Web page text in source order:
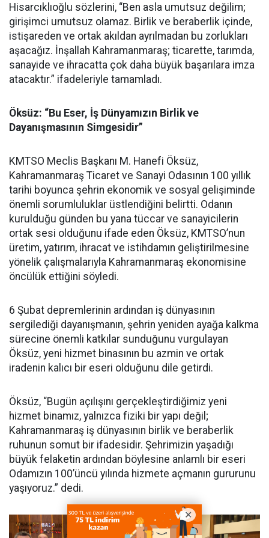
Hisarcıklıoğlu sözlerini, “Ben asla umutsuz değilim;
girişimci umutsuz olamaz. Birlik ve beraberlik içinde,
istişareden ve ortak akıldan ayrılmadan bu zorlukları
aşacağız. İnşallah Kahramanmaraş; ticarette, tarımda,
sanayide ve ihracatta çok daha büyük başarılara imza
atacaktır.” ifadeleriyle tamamladı.
Öksüz: “Bu Eser, İş Dünyamızın Birlik ve
Dayanışmasının Simgesidir”
KMTSO Meclis Başkanı M. Hanefi Öksüz,
Kahramanmaraş Ticaret ve Sanayi Odasının 100 yıllık
tarihi boyunca şehrin ekonomik ve sosyal gelişiminde
önemli sorumluluklar üstlendiğini belirtti. Odanın
kurulduğu günden bu yana tüccar ve sanayicilerin
ortak sesi olduğunu ifade eden Öksüz, KMTSO’nun
üretim, yatırım, ihracat ve istihdamın geliştirilmesine
yönelik çalışmalarıyla Kahramanmaraş ekonomisine
öncülük ettiğini söyledi.
6 Şubat depremlerinin ardından iş dünyasının
sergilediği dayanışmanın, şehrin yeniden ayağa kalkma
sürecine önemli katkılar sunduğunu vurgulayan
Öksüz, yeni hizmet binasının bu azmin ve ortak
iradenin kalıcı bir eseri olduğunu dile getirdi.
Öksüz, “Bugün açılışını gerçekleştirdiğimiz yeni
hizmet binamız, yalnızca fiziki bir yapı değil;
Kahramanmaraş iş dünyasının birlik ve beraberlik
ruhunun somut bir ifadesidir. Şehrimizin yaşadığı
büyük felaketin ardından böylesine anlamlı bir eseri
Odamızın 100’üncü yılında hizmete açmanın gururunu
yaşıyoruz.” dedi.